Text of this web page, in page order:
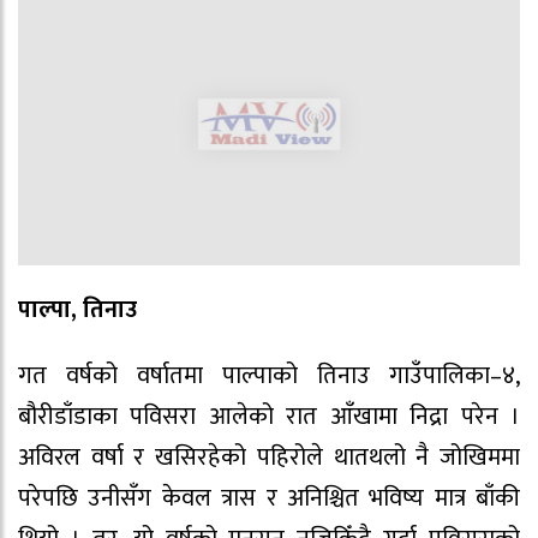
पाल्पा, तिनाउ
गत वर्षको वर्षातमा पाल्पाको तिनाउ गाउँपालिका–४,
बौरीडाँडाका पविसरा आलेको रात आँखामा निद्रा परेन ।
अविरल वर्षा र खसिरहेको पहिरोले थातथलो नै जोखिममा
परेपछि उनीसँग केवल त्रास र अनिश्चित भविष्य मात्र बाँकी